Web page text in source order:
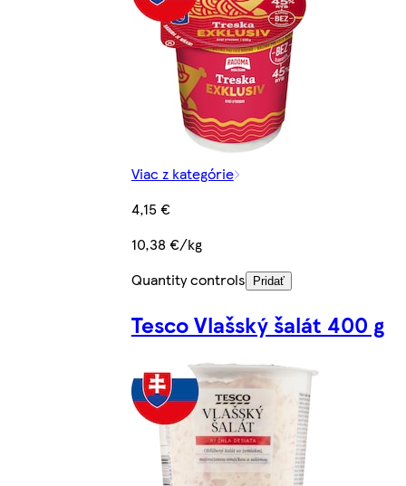
Viac z kategórie
4,15 €
10,38 €/kg
Quantity controls
Pridať
Tesco Vlašský šalát 400 g